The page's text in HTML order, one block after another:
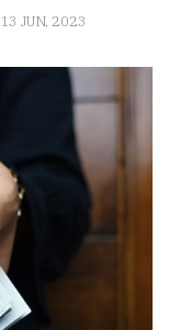
13 JUN, 2023